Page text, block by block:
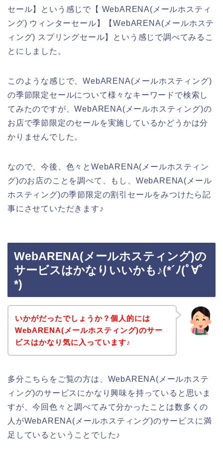
セール】という感じで【 WebARENA(メールホスティ
ング) ウィンターセール】【WebARENA(メールホステ
ィング) スプリングセール】という感じで調べてみるこ
とにしました。
このような感じで、WebARENA(メールホスティング)
の季節限定セールについて様々なキーワードで検索し
てみたのですが、WebARENA(メールホスティング)の
お店で季節限定のセールを実施しているかどうかは分
かりませんでした。
なので、今後、色々とWebARENA(メールホスティン
グ)のお店のことを調べて、もし、WebARENA(メール
ホスティング)の季節限定の割引セールをみつけたら記
事にさせていただきます♪
WebARENA(メールホスティング)の
サービスはかなりいいかも♪(*´ﾉ(ﾟ∀ﾟ
*)
いかがだったでしょうか？個人的には
WebARENA(メールホスティング)のサー
ビスはかなり気に入っています♪
多分こちらをご覧の方は、WebARENA(メールホステ
ィング)のサービスにかなり興味を持っていると思いま
すが、今回色々と調べてみて分かったことは数多くの
人がWebARENA(メールホスティング)のサービスに満
足しているということでした♪